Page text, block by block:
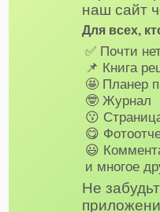
наш сайт
Для всех,
✅ Почти
📌 Книга
🤩 Планер
🤓 Журнал
😗
😋
😃
и многое
Не